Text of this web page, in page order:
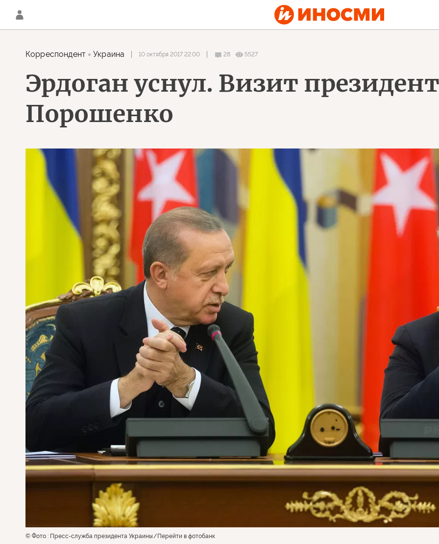
Корреспондент Украина 10 октября 2017 22:00 28 5527
Эрдоган уснул. Визит
Порошенко
© Фото : Пресс-служба президента Украины Перейти в фотобанк